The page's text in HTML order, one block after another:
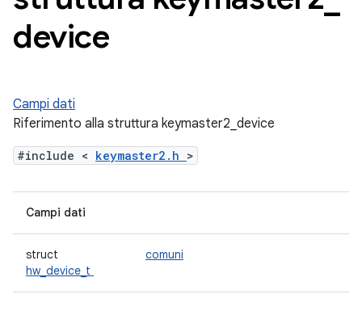
device
Campi dati
Riferimento alla struttura keymaster2_device
#include < keymaster2.h >
Campi dati
struct
hw_device_t
comuni